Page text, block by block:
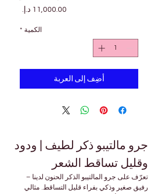
الكمية *
أضِف إلى العربة
جرو مالتيبو ذكر لطيف | ودود
وقليل تساقط الشعر
تعرّف على جرو المالتيبو الذكر الحنون لدينا –
رفيق صغير وذكي بفراء قليل التساقط. مثالي